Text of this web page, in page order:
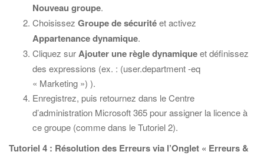
Nouveau groupe.
Choisissez Groupe de sécuritéet activez
Appartenance dynamique.
Cliquez surAjouter une règle dynamiqueet définissez
des expressions (ex. : (user.department -eq
« Marketing ») ).
Enregistrez, puis retournez dans le Centre
d’administration Microsoft 365 pour assigner la licence à
ce groupe (comme dans le Tutoriel 2).
Tutoriel 4 : Résolution des Erreurs via l’Onglet « Erreurs &